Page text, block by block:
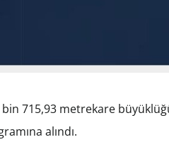
715,93 metrekare
alındı.